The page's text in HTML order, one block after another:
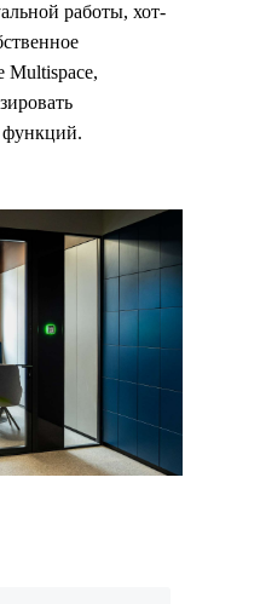
работы, хот-
Multispace,